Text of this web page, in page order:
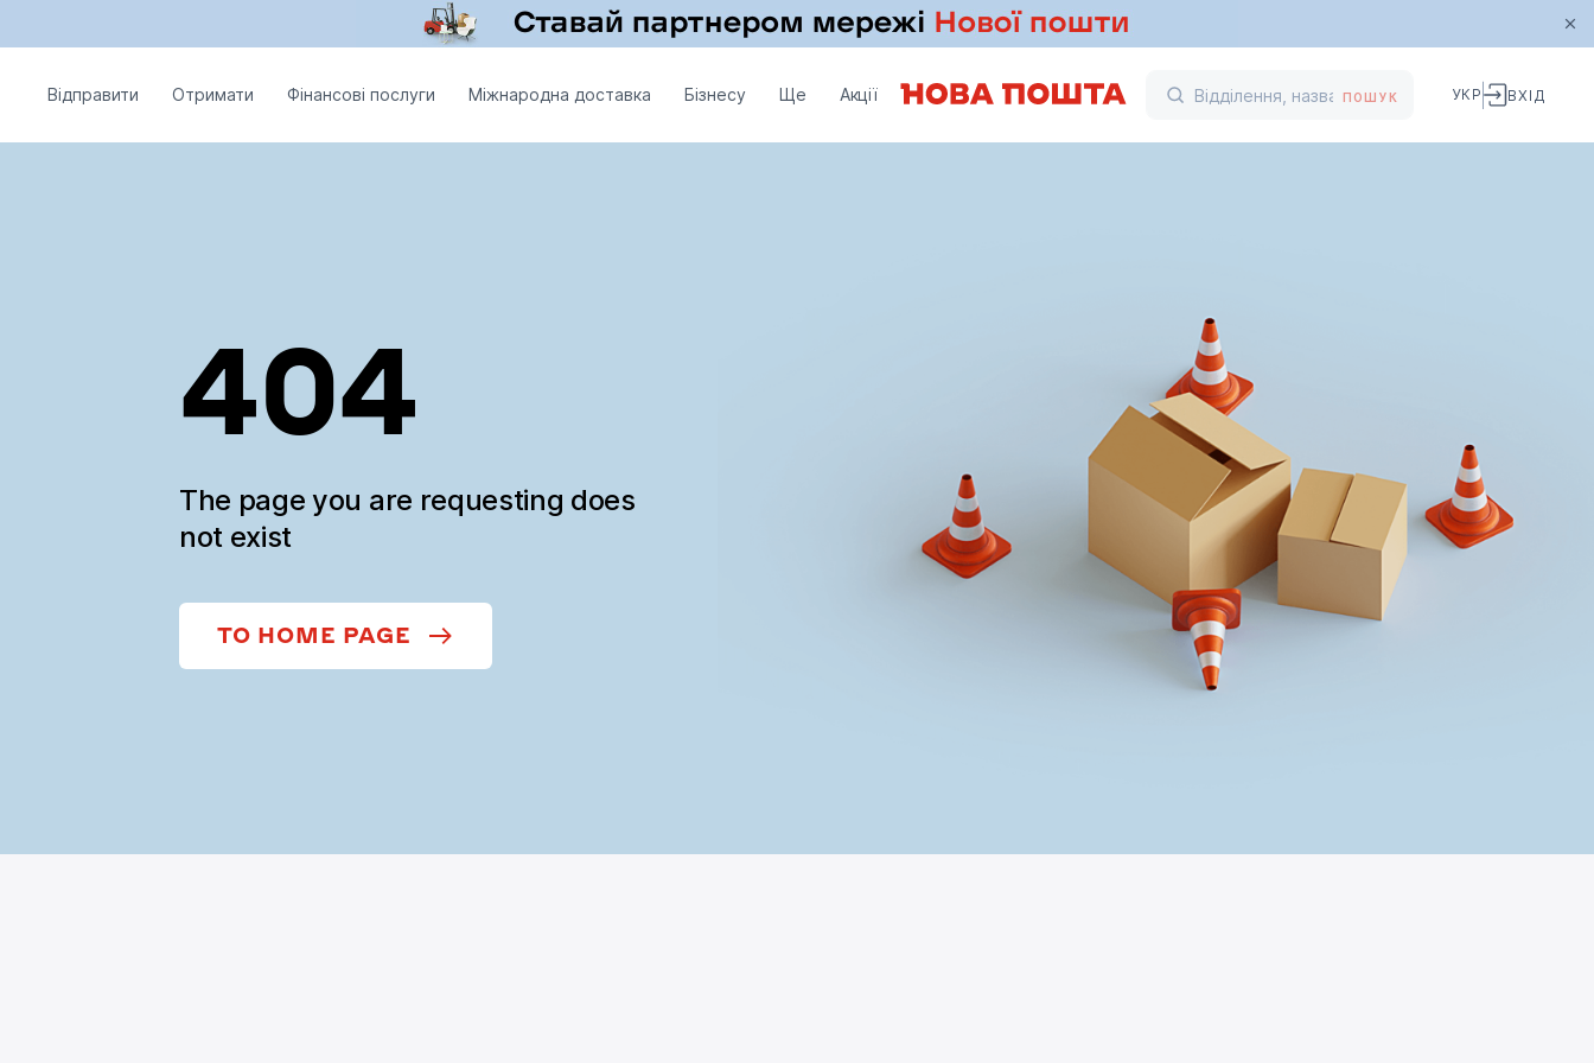
Відправити Отримати Фінансові послуги Міжнародна доставка Бізнесу Ще Акції ПОШУК УКР ВХІД
404
The page you are requesting does
not exist
TO HOME PAGE